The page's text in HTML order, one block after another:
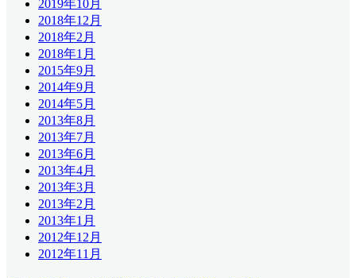
2019年10月
2018年12月
2018年2月
2018年1月
2015年9月
2014年9月
2014年5月
2013年8月
2013年7月
2013年6月
2013年4月
2013年3月
2013年2月
2013年1月
2012年12月
2012年11月